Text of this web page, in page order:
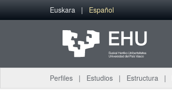
Saltar al contenido principal
Euskara Español
Perfiles Estudios Estructura